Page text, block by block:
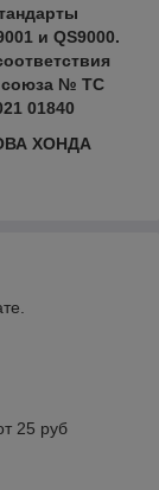
и QS9000.
союза № ТС
01840
ХОНДА
25 руб